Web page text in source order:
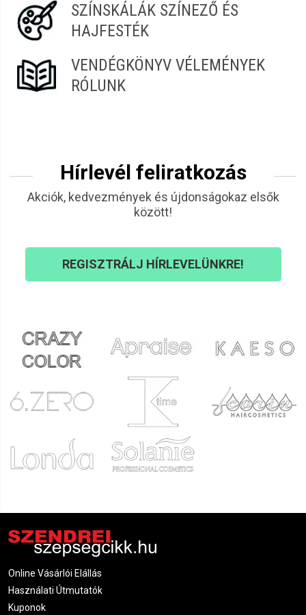
SZÍNSKÁLÁK SZÍNEZŐ ÉS
HAJFESTÉK
VENDÉGKÖNYV VÉLEMÉNYEK
RÓLUNK
Hírlevél feliratkozás
Akciók, kedvezmények és újdonságokaz elsők
között!
REGISZTRÁLJ HÍRLEVELÜNKRE!
Online Vásárlói Elállás
Használati Útmutatók
Kuponok